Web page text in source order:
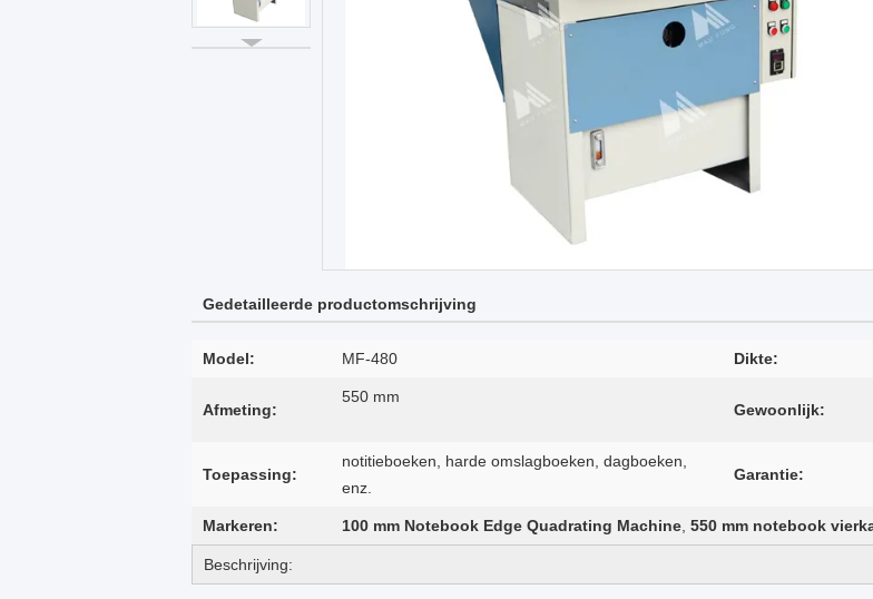
Gedetailleerde productomschrijving
Model: MF-480 Dikte:
Afmeting:
550 mm
Gewoonlijk:
Toepassing:
notitieboeken, harde omslagboeken, dagboeken,
enz.
Garantie:
Markeren: 100 mm Notebook Edge Quadrating Machine 550 mm notebook
Beschrijving: